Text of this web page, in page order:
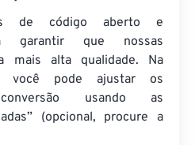
de código aberto e
garantir que nossas
mais alta qualidade. Na
você pode ajustar os
usando as
(opcional, procure a